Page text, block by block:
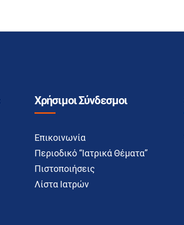
Χρήσιμοι Σύνδεσμοι
Επικοινωνία
Περιοδικό “Ιατρικά Θέματα”
Πιστοποιήσεις
Λίστα Ιατρών